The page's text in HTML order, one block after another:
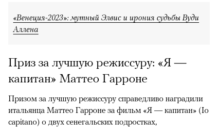
«Венеция-2023»: мутный Элвис и ирония судьбы Вуди
Аллена
Приз за лучшую режиссуру: «Я —
капитан» Маттео Гарроне
Призом за лучшую режиссуру справедливо наградили
итальянца Маттео Гарроне за фильм «Я — капитан» (Io
capitano) о двух сенегальских подростках,